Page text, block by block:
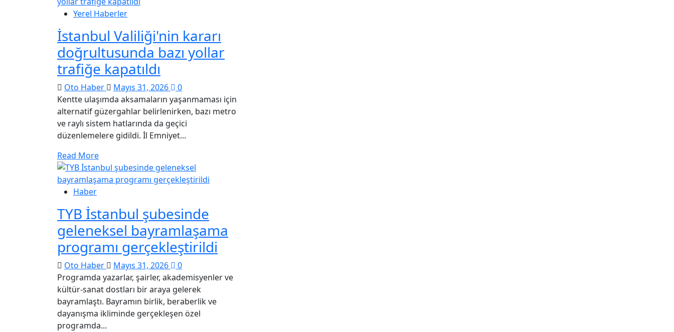
Yerel Haberler
İstanbul Valiliği'nin kararı
doğrultusunda bazı yollar
trafiğe kapatıldı
Oto Haber Mayıs 31, 2026
0
Kentte ulaşımda aksamaların yaşanmaması için
alternatif güzergahlar belirlenirken, bazı metro
ve raylı sistem hatlarında da geçici
düzenlemelere gidildi. İl Emniyet...
Read More
Haber
TYB İstanbul şubesinde
geleneksel bayramlaşama
programı gerçekleştirildi
Oto Haber Mayıs 31, 2026
0
Programda yazarlar, şairler, akademisyenler ve
kültür-sanat dostları bir araya gelerek
bayramlaştı. Bayramın birlik, beraberlik ve
dayanışma ikliminde gerçekleşen özel
programda...